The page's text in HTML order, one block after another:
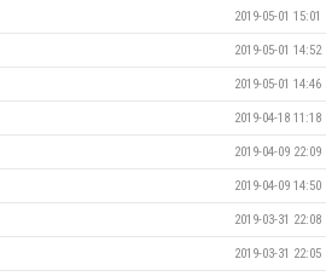
2019-05-01 15:01
2019-05-01 14:52
2019-05-01 14:46
2019-04-18 11:18
2019-04-09 22:09
2019-04-09 14:50
2019-03-31 22:08
2019-03-31 22:05